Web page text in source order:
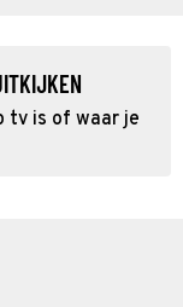
tv is of waar je